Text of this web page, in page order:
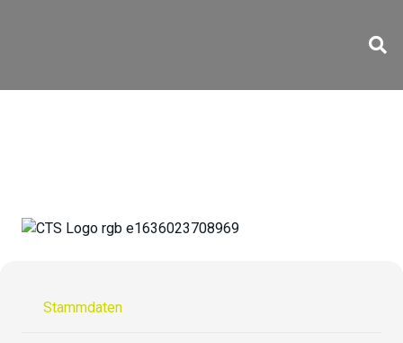
Stammdaten